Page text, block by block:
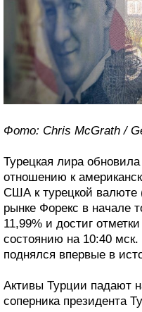
Фото: Chris McGrath /
Турецкая лира
отношению к
США к турецкой валюте
рынке Форекс в начале
11,99% и достиг
состоянию на 10:40
поднялся впервые в
Активы Турции падают
соперника президента